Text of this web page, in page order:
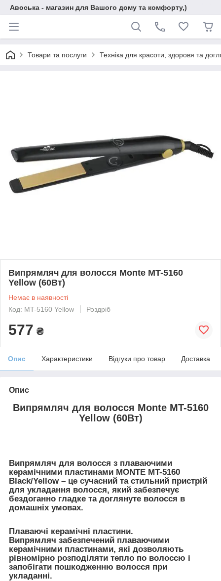
Авоська - магазин для Вашого дому та комфорту,)
Товари та послуги Техніка для красоти, здоровя та
Випрямляч для волосся Monte MT-5160
Yellow (60Вт)
Немає в наявності
Код: MT-5160 Yellow
Роздріб
577 ₴
Опис Характеристики Відгуки про товар Доставка
Опис
Випрямляч для волосся Monte MT-5160
Yellow (60Вт)
Випрямляч для волосся з плаваючими
керамічними пластинами MONTE MT-5160
Black/Yellow – це сучасний та стильний пристрій
для укладання волосся, який забезпечує
бездоганно гладке та доглянуте волосся в
домашніх умовах.
Плаваючі керамічні пластини.
Випрямляч забезпечений плаваючими
керамічними пластинами, які дозволяють
рівномірно розподіляти тепло по волоссю і
запобігати пошкодженню волосся при
укладанні.